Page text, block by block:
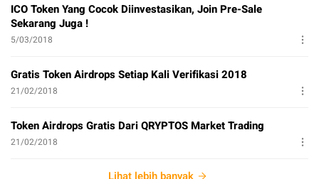
ICO Token Yang Cocok Diinvestasikan, Join Pre-Sale
Sekarang Juga !
5/03/2018
Gratis Token Airdrops Setiap Kali Verifikasi 2018
21/02/2018
Token Airdrops Gratis Dari QRYPTOS Market Trading
21/02/2018